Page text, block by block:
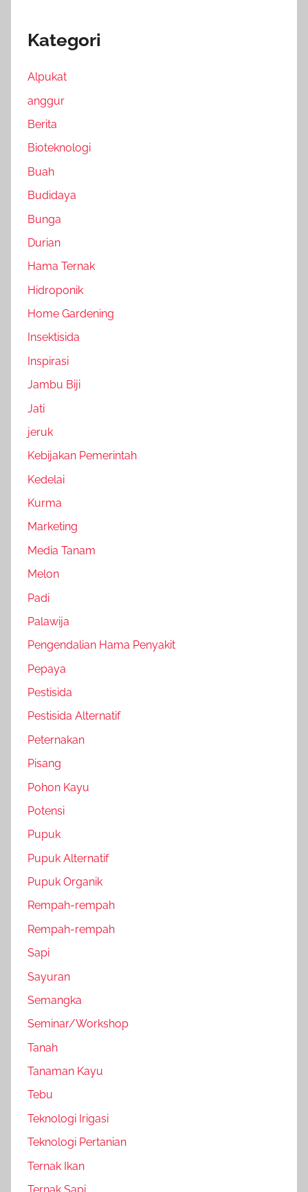
Kategori
Alpukat
anggur
Berita
Bioteknologi
Buah
Budidaya
Bunga
Durian
Hama Ternak
Hidroponik
Home Gardening
Insektisida
Inspirasi
Jambu Biji
Jati
jeruk
Kebijakan Pemerintah
Kedelai
Kurma
Marketing
Media Tanam
Melon
Padi
Palawija
Pengendalian Hama Penyakit
Pepaya
Pestisida
Pestisida Alternatif
Peternakan
Pisang
Pohon Kayu
Potensi
Pupuk
Pupuk Alternatif
Pupuk Organik
Rempah-rempah
Rempah-rempah
Sapi
Sayuran
Semangka
Seminar/Workshop
Tanah
Tanaman Kayu
Tebu
Teknologi Irigasi
Teknologi Pertanian
Ternak Ikan